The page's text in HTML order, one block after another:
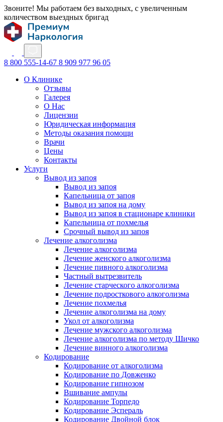
Звоните! Мы работаем без выходных, с увеличенным
количеством выездных бригад
8 800 555-14-67 8 909 977 96 05
О Клинике
Отзывы
Галерея
О Нас
Лицензии
Юридическая информация
Методы оказания помощи
Врачи
Цены
Контакты
Услуги
Вывод из запоя
Вывод из запоя
Капельница от запоя
Вывод из запоя на дому
Вывод из запоя в стационаре клиники
Капельница от похмелья
Срочный вывод из запоя
Лечение алкоголизма
Лечение алкоголизма
Лечение женского алкоголизма
Лечение пивного алкоголизма
Частный вытрезвитель
Лечение старческого алкоголизма
Лечение подросткового алкоголизма
Лечение похмелья
Лечение алкоголизма на дому
Укол от алкоголизма
Лечение мужского алкоголизма
Лечение алкоголизма по методу Шичко
Лечение винного алкоголизма
Кодирование
Кодирование от алкоголизма
Кодирование по Довженко
Кодирование гипнозом
Вшивание ампулы
Кодирование Торпедо
Кодирование Эспераль
Кодирование Двойной блок